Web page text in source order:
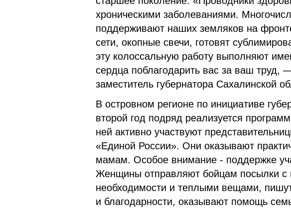
хроническими заболеваниями.
поддерживают наших земляков на
сети, окопные свечи, готовят
эту колоссальную работу выполняют
сердца поблагодарить вас за ваш труд,
заместитель губернатора Сахалинской
В островном регионе по инициативе
второй год подряд реализуется
ней активно участвуют
«Единой России». Они оказывают
мамам. Особое внимание - поддержке
Женщины отправляют бойцам посылки с
необходимости и теплыми вещами,
и благодарности, оказывают помощь